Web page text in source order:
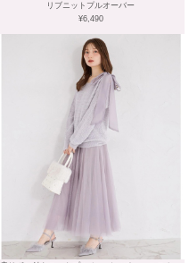
リブニットプルオーバー
¥6,490